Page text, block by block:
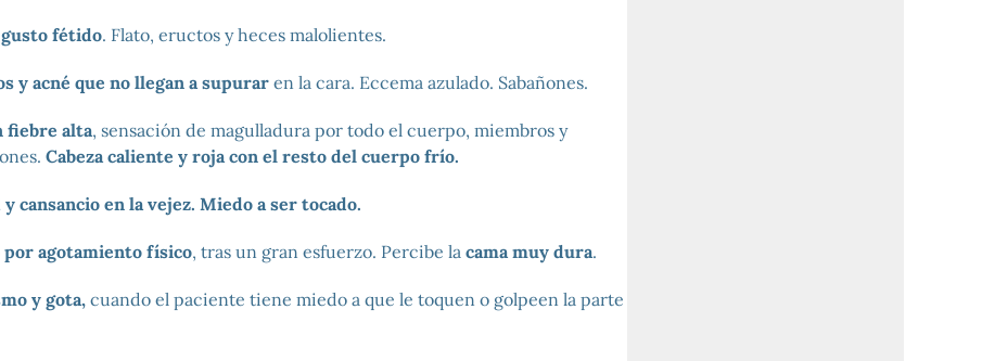
fétido. Flato, eructos y heces malolientes.
y acné que no llegan a supuraren la cara. Eccema azulado. Sabañones.
fiebre alta, sensación de magulladura por todo el cuerpo, miembros y
Cabeza caliente y roja con el resto del cuerpo frío.
cansancio en la vejez. Miedo a ser tocado.
agotamiento físico, tras un gran esfuerzo. Percibe la cama muy dura.
y gota,cuando el paciente tiene miedo a que le toquen o golpeen la parte